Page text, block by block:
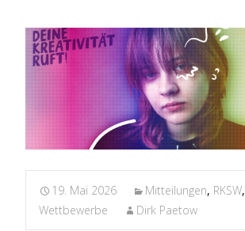
19. Mai 2026 Mitteilungen, RKSW,
Wettbewerbe
Dirk Paetow